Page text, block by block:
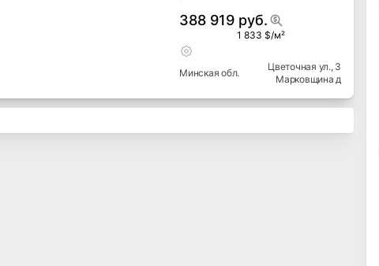
388 919 руб.
1 833 $/м²
Минская обл.
Цветочная ул., 3
Марковщина д